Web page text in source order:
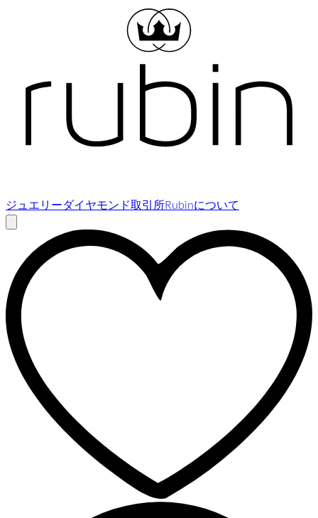
ジュエリーダイヤモンド取引所Rubinについて